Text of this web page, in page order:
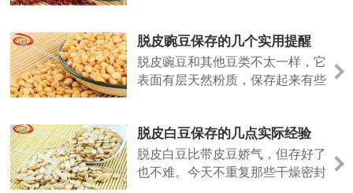
脱皮豌豆保存的几个实用提醒
脱皮豌豆和其他豆类不太一样，它
表面有层天然粉质，保存起来有些
脱皮白豆保存的几点实际经验
脱皮白豆比带皮豆娇气，但存好了
也不难。今天不重复那些干燥密封